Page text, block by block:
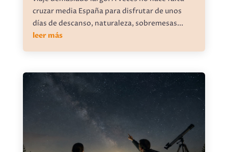
cruzar media España para disfrutar de unos
días de descanso, naturaleza, sobremesas...
leer más